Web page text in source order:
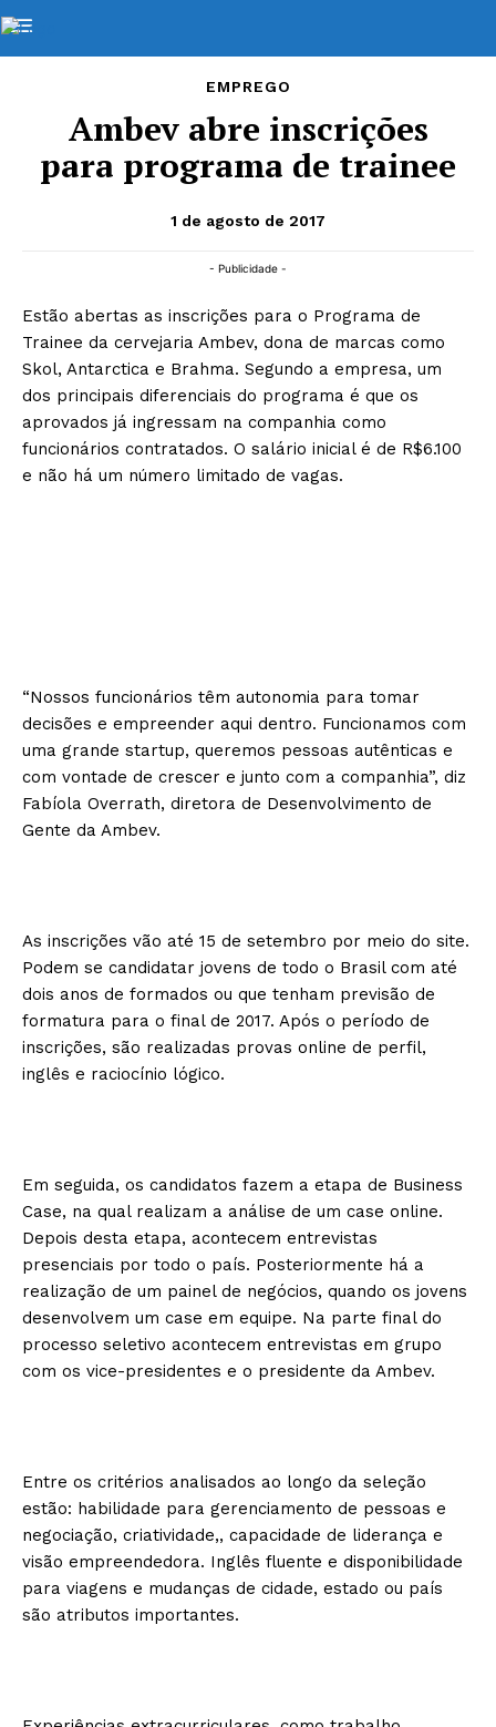
EMPREGO
Ambev abre inscrições
para programa de trainee
1 de agosto de 2017
- Publicidade -
Estão abertas as inscrições para o Programa de
Trainee da cervejaria Ambev, dona de marcas como
Skol, Antarctica e Brahma. Segundo a empresa, um
dos principais diferenciais do programa é que os
aprovados já ingressam na companhia como
funcionários contratados. O salário inicial é de R$6.100
e não há um número limitado de vagas.
“Nossos funcionários têm autonomia para tomar
decisões e empreender aqui dentro. Funcionamos com
uma grande startup, queremos pessoas autênticas e
com vontade de crescer e junto com a companhia”, diz
Fabíola Overrath, diretora de Desenvolvimento de
Gente da Ambev.
As inscrições vão até 15 de setembro por meio do site.
Podem se candidatar jovens de todo o Brasil com até
dois anos de formados ou que tenham previsão de
formatura para o final de 2017. Após o período de
inscrições, são realizadas provas online de perfil,
inglês e raciocínio lógico.
Em seguida, os candidatos fazem a etapa de Business
Case, na qual realizam a análise de um case online.
Depois desta etapa, acontecem entrevistas
presenciais por todo o país. Posteriormente há a
realização de um painel de negócios, quando os jovens
desenvolvem um case em equipe. Na parte final do
processo seletivo acontecem entrevistas em grupo
com os vice-presidentes e o presidente da Ambev.
Entre os critérios analisados ao longo da seleção
estão: habilidade para gerenciamento de pessoas e
negociação, criatividade,, capacidade de liderança e
visão empreendedora. Inglês fluente e disponibilidade
para viagens e mudanças de cidade, estado ou país
são atributos importantes.